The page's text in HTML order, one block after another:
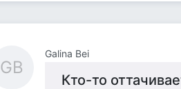
GB
Galina Bei
Кто-то